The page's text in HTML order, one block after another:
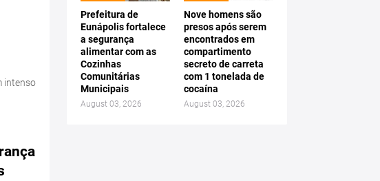
intenso
Prefeitura de
Eunápolis fortalece
a segurança
alimentar com as
Cozinhas
Comunitárias
Municipais
August 03, 2026
Nove homens são
presos após serem
encontrados em
compartimento
secreto de carreta
com 1 tonelada de
cocaína
August 03, 2026